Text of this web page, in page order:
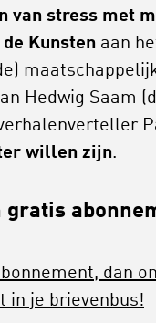
van stress met
Kunsten aan
Hedwig Saam
willen zijn.
gratis
dan
in je brievenbus!